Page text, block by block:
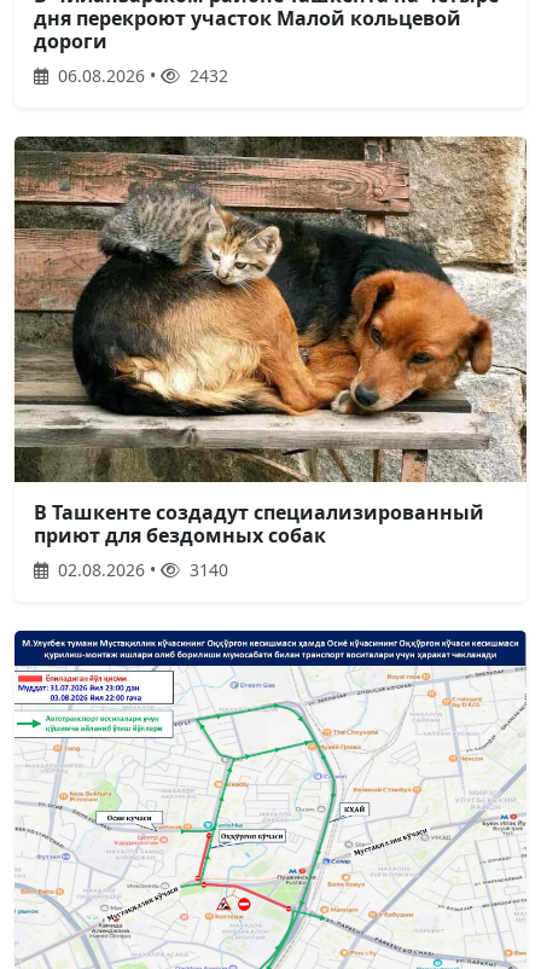
дня перекроют участок Малой кольцевой
дороги
06.08.2026 • 2432
В Ташкенте создадут специализированный
приют для бездомных собак
02.08.2026 • 3140